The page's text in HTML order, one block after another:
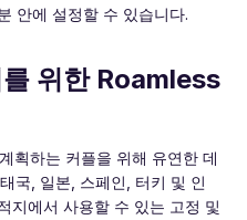
안에 설정할 수 있습니다.
위한 Roamless
획하는 커플을 위해 유연한 데
국, 일본, 스페인, 터키 및 인
지에서 사용할 수 있는 고정 및